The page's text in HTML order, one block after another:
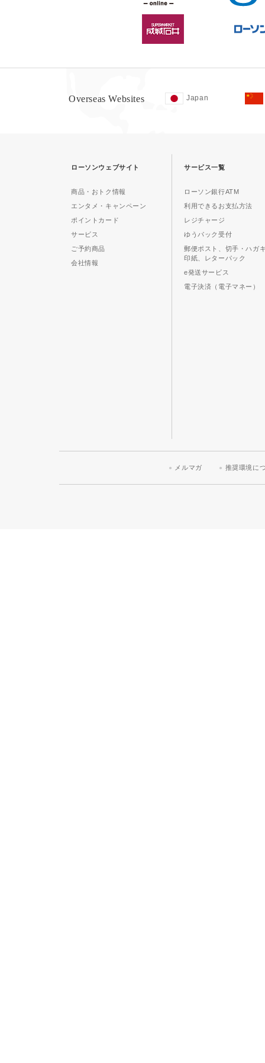
Overseas Websites Japan
ローソンウェブサイト
商品・おトク情報
エンタメ・キャンペーン
ポイントカード
サービス
ご予約商品
会社情報
サービス一覧
ローソン銀行ATM
利用できるお支払方法
レジチャージ
ゆうパック受付
郵便ポスト、切手・ハガ
印紙、レターパック
e発送サービス
電子決済（電子マネー）
メルマガ 推奨環境に